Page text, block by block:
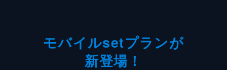
モバイルsetプランが
新登場！